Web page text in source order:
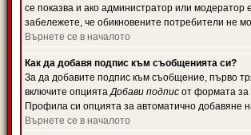
се показва и ако администратор или
забележете, че обикновените потребители не
Върнете се в началото
Как да добавя подпис към съобщенията си?
За да добавите подпис към съобщение, първо
включите опциятаДобави подпис от формата за
Профила си опцията за автоматично добавяне
Върнете се в началото